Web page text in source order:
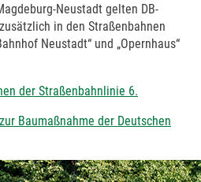
Neustadt gelten DB-
in den Straßenbahnen
Neustadt“ und „Opernhaus“
der Straßenbahnlinie 6.
Baumaßnahme der Deutschen